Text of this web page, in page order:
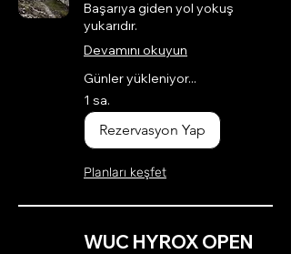
Başarıya giden yol yokuş
yukarıdır.
Devamını okuyun
Günler yükleniyor...
1 sa.
Rezervasyon Yap
Planları keşfet
WUC HYROX OPEN